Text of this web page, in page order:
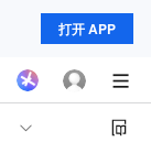
打开 APP